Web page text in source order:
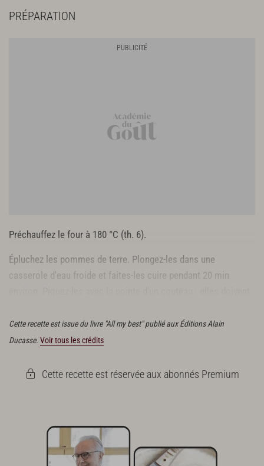
PRÉPARATION
Préchauffez le four à 180 °C (th. 6).
Épluchez les pommes de terre. Plongez-les dans une
casserole d'eau froide et faites-les cuire pendant 20 min
Cette recette est issue du livre "All my best" publié aux Éditions Alain
Ducasse. Voir tous les crédits
Cette recette est réservée aux abonnés Premium